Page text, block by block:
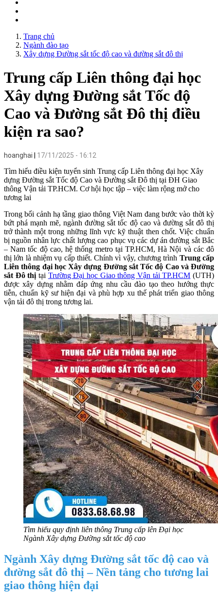
Trang chủ
Ngành đào tạo
Xây dựng Đường sắt tốc độ cao và đường sắt đô thị
Trung cấp Liên thông đại học
Xây dựng Đường sắt Tốc độ
Cao và Đường sắt Đô thị điều
kiện ra sao?
hoanghai 17/11/2025 - 16:12
Tìm hiểu điều kiện tuyển sinh Trung cấp Liên thông đại học Xây
dựng Đường sắt Tốc độ Cao và Đường sắt Đô thị tại ĐH Giao
thông Vận tải TP.HCM. Cơ hội học tập – việc làm rộng mở cho
tương lai
Trong bối cảnh hạ tầng giao thông Việt Nam đang bước vào thời kỳ
bứt phá mạnh mẽ, ngành đường sắt tốc độ cao và đường sắt đô thị
trở thành một trong những lĩnh vực kỹ thuật then chốt. Việc chuẩn
bị nguồn nhân lực chất lượng cao phục vụ các dự án đường sắt Bắc
– Nam tốc độ cao, hệ thống metro tại TP.HCM, Hà Nội và các đô
thị lớn là nhiệm vụ cấp thiết. Chính vì vậy, chương trình Trung cấp
Liên thông đại học Xây dựng Đường sắt Tốc độ Cao và Đường
sắt Đô thị tại Trường Đại học Giao thông Vận tải TP.HCM (UTH)
được xây dựng nhằm đáp ứng nhu cầu đào tạo theo hướng thực
tiễn, chuẩn kỹ sư hiện đại và phù hợp xu thế phát triển giao thông
vận tải đô thị trong tương lai.
Tìm hiểu quy định liên thông Trung cấp lên Đại học
Ngành Xây dựng Đường sắt tốc độ cao
Ngành Xây dựng Đường sắt tốc độ cao và
đường sắt đô thị – Nền tảng cho tương lai
giao thông hiện đại